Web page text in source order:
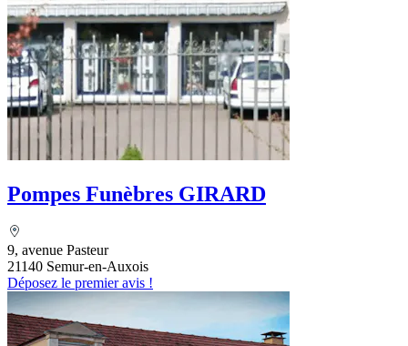
Pompes Funèbres GIRARD
9, avenue Pasteur
21140 Semur-en-Auxois
Déposez le premier avis !